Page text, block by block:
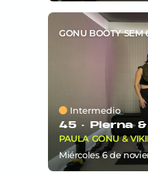
GONU BOOTY SEM
Intermedio
45 · Pierna
PAULA GONU &
miércoles 6de